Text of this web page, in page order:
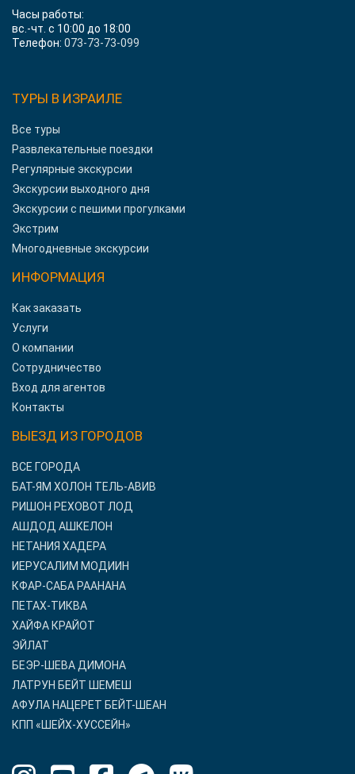
Часы работы:
вс.-чт. с 10:00 до 18:00
Телефон: 073-73-73-099
ТУРЫ В ИЗРАИЛЕ
Все туры
Развлекательные поездки
Регулярные экскурсии
Экскурсии выходного дня
Экскурсии с пешими прогулками
Экстрим
Многодневные экскурсии
ИНФОРМАЦИЯ
Как заказать
Услуги
О компании
Сотрудничество
Вход для агентов
Контакты
ВЫЕЗД ИЗ ГОРОДОВ
ВСЕ ГОРОДА
БАТ-ЯМ ХОЛОН ТЕЛЬ-АВИВ
РИШОН РЕХОВОТ ЛОД
АШДОД АШКЕЛОН
НЕТАНИЯ ХАДЕРА
ИЕРУСАЛИМ МОДИИН
КФАР-САБА РААНАНА
ПЕТАХ-ТИКВА
ХАЙФА КРАЙОТ
ЭЙЛАТ
БЕЭР-ШЕВА ДИМОНА
ЛАТРУН БЕЙТ ШЕМЕШ
АФУЛА НАЦЕРЕТ БЕЙТ-ШЕАН
КПП «ШЕЙХ-ХУССЕЙН»